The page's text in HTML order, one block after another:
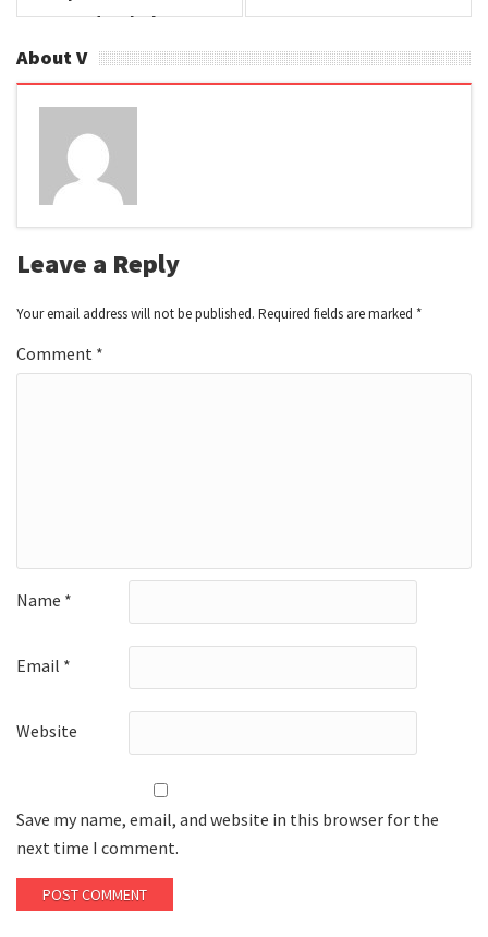
dovolenku
About V
Leave a Reply
Your email address will not be published. Required fields are marked *
Comment *
Name *
Email *
Website
Save my name, email, and website in this browser for the
next time I comment.